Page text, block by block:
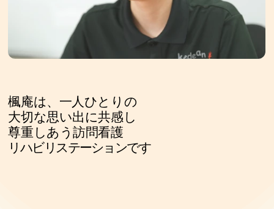
楓庵は、一人ひとりの
大切な思い出に共感し
尊重しあう訪問看護
リハビリステーションです